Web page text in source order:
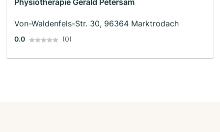
Physiotherapie Gerald Petersam
Von-Waldenfels-Str. 30, 96364 Marktrodach
0.0 (0)